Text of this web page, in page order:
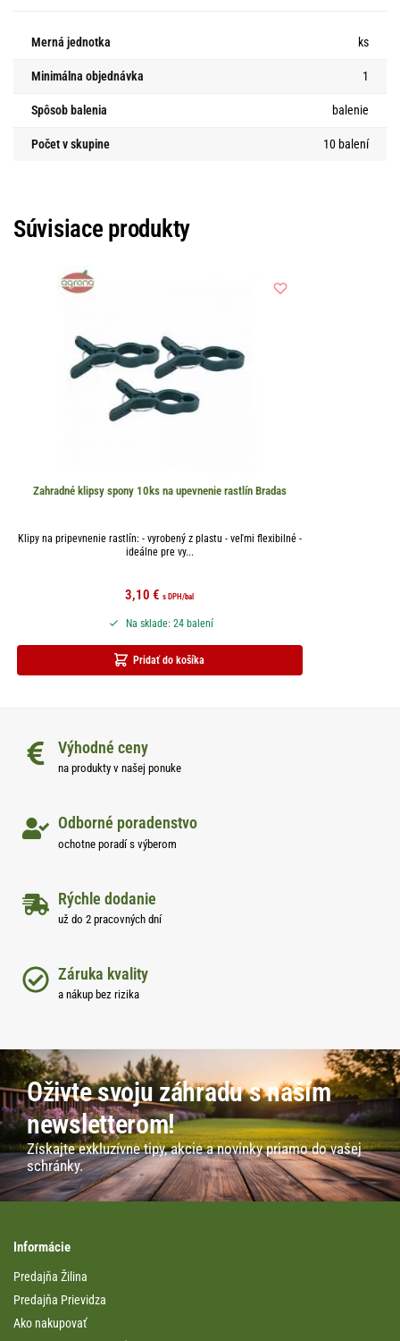
Merná jednotka ks
Minimálna objednávka 1
Spôsob balenia balenie
Počet v skupine 10 balení
Súvisiace produkty
Zahradné klipsy spony 10ks na upevnenie rastlín Bradas
Klipy na pripevnenie rastlín: - vyrobený z plastu - veľmi flexibilné -
ideálne pre vy...
3,10€ s DPH/bal
Pridať do košíka
Na sklade: 24 balení
Výhodné ceny
na produkty v našej ponuke
Odborné poradenstvo
ochotne poradí s výberom
Rýchle dodanie
už do 2 pracovných dní
Záruka kvality
a nákup bez rizika
Oživte svoju záhradu s naším
newsletterom!
Získajte exkluzívne tipy, akcie a novinky priamo do vašej
schránky.
Informácie
Predajňa Žilina
Predajňa Prievidza
Ako nakupovať